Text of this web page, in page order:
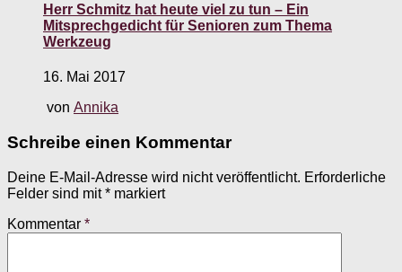
Herr Schmitz hat heute viel zu tun – Ein
Mitsprechgedicht für Senioren zum Thema
Werkzeug
16. Mai 2017
von Annika
Schreibe einen Kommentar
Deine E-Mail-Adresse wird nicht veröffentlicht. Erforderliche
Felder sind mit* markiert
Kommentar *